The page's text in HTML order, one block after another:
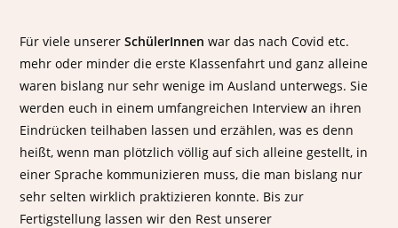
Für viele unsererSchülerInnen war das nach Covid etc.
mehr oder minder die erste Klassenfahrt und ganz alleine
waren bislang nur sehr wenige im Ausland unterwegs. Sie
werden euch in einem umfangreichen Interview an ihren
Eindrücken teilhaben lassen und erzählen, was es denn
heißt, wenn man plötzlich völlig auf sich alleine gestellt, in
einer Sprache kommunizieren muss, die man bislang nur
sehr selten wirklich praktizieren konnte. Bis zur
Fertigstellung lassen wir den Rest unserer